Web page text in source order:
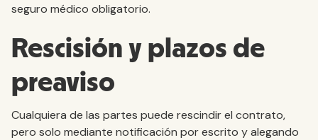
seguro médico obligatorio.
Rescisión y plazos de
preaviso
Cualquiera de las partes puede rescindir el contrato,
pero solo mediante notificación por escrito y alegando